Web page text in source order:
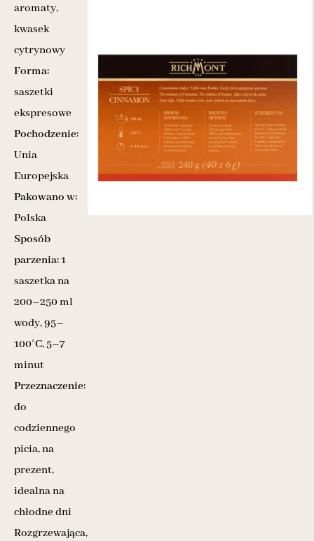
aromaty,
kwasek
cytrynowy
Forma:
saszetki
ekspresowe
Pochodzenie:
Unia
Europejska
Pakowano w:
Polska
Sposób
parzenia:1
saszetka na
200–250 ml
wody, 95–
100°C, 5–7
minut
Przeznaczenie:
do
codziennego
picia, na
prezent,
idealna na
chłodne dni
Rozgrzewająca,